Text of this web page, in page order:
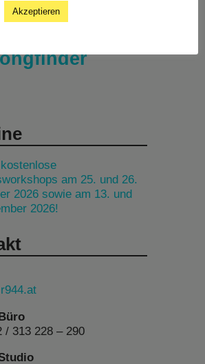
am 25. und 26.
2026 sowie am 13. und
2026!
/ 313 228 – 290
Akzeptieren